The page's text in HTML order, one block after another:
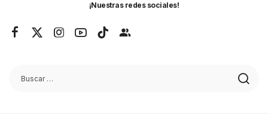
¡Nuestras redes sociales!